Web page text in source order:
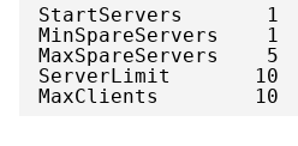
StartServers       1
MinSpareServers    1
MaxSpareServers    5
ServerLimit       10
MaxClients        10